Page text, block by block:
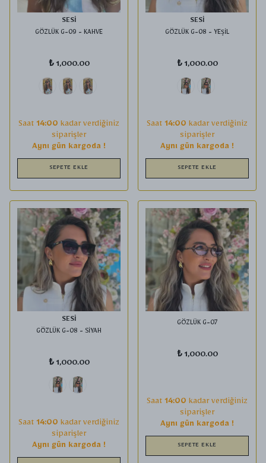
SESİ
GÖZLÜK G-09 - KAHVE
₺ 1,000.00
Saat 14:00 kadar verdiğiniz
siparişler
Aynı gün kargoda !
SEPETE EKLE
SESİ
GÖZLÜK G-08 - YEŞİL
₺ 1,000.00
Saat 14:00 kadar verdiğiniz
siparişler
Aynı gün kargoda !
SEPETE EKLE
SESİ
GÖZLÜK G-08 - SİYAH
₺ 1,000.00
Saat 14:00 kadar verdiğiniz
siparişler
Aynı gün kargoda !
GÖZLÜK G-07
₺ 1,000.00
Saat 14:00 kadar verdiğiniz
siparişler
Aynı gün kargoda !
SEPETE EKLE